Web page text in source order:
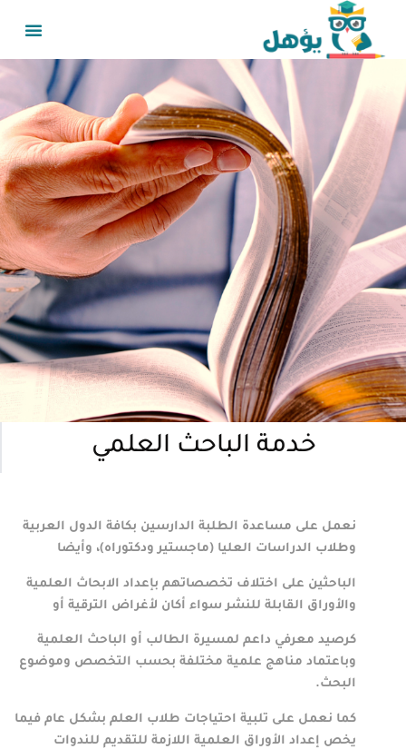
خدمة الباحث العلمي
نعمل على مساعدة الطلبة الدارسين بكافة الدول العربية
وطلاب الدراسات العليا (ماجستير ودكتوراه)، وأيضا
الباحثين على اختلاف تخصصاتهم بإعداد الابحاث العلمية
والأوراق القابلة للنشر سواء أكان لأغراض الترقية أو
كرصيد معرفي داعم لمسيرة الطالب أو الباحث العلمية
وباعتماد مناهج علمية مختلفة بحسب التخصص وموضوع
البحث.
كما نعمل على تلبية احتياجات طلاب العلم بشكل عام فيما
يخص إعداد الأوراق العلمية اللازمة للتقديم للندوات